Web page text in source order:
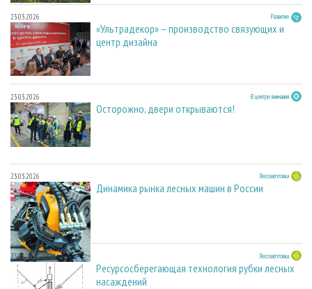
23.03.2026 Развитие
«Ультрадекор» – производство связующих и
центр дизайна
23.03.2026 В центре внимания
Осторожно, двери открываются!
23.03.2026 Лесозаготовка
Динамика рынка лесных машин в России
23.03.2026 Лесозаготовка
Ресурсосберегающая технология рубки лесных
насаждений